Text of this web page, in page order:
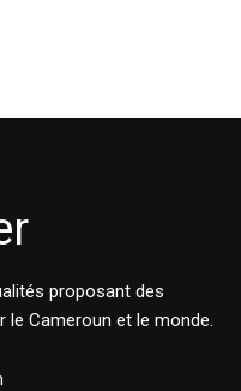
proposant des
Cameroun et le monde.